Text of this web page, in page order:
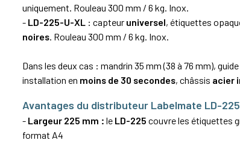
uniquement. Rouleau 300 mm / 6 kg. Inox.
- LD-225-U-XL : capteur universel, étiquettes
noires. Rouleau 300 mm / 6 kg. Inox.
Dans les deux cas : mandrin 35 mm (38 à 76 mm),
installation en moins de 30 secondes, châssis acier
Avantages du distributeur Labelmate LD-
- Largeur 225 mm : le LD-225 couvre les étiquettes
format A4